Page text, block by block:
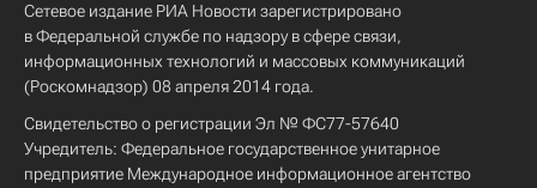
Сетевое издание РИА Новости зарегистрировано
в Федеральной службе по надзору в сфере связи,
информационных технологий и массовых коммуникаций
(Роскомнадзор) 08 апреля 2014 года.
Свидетельство о регистрации Эл № ФС77-57640
Учредитель: Федеральное государственное унитарное
предприятие Международное информационное агентство